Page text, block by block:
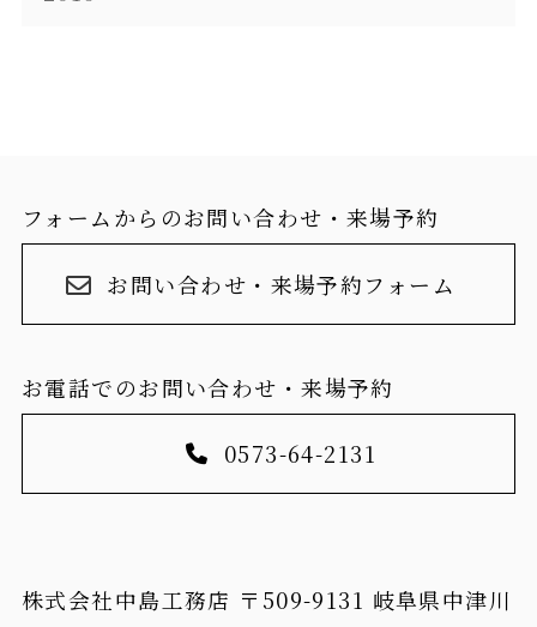
フォームからのお問い合わせ・来場予約
お問い合わせ・来場予約フォーム
お電話でのお問い合わせ・来場予約
0573-64-2131
株式会社中島工務店 〒509-9131 岐阜県中津川